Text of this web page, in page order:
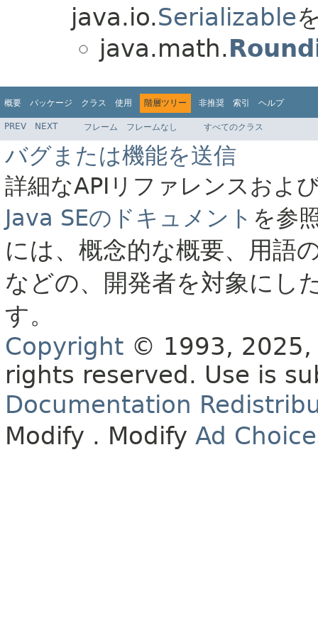
java.io.Serializable
java.math.
概要 パッケージ クラス 使用 階層ツリー 非推奨 索引 ヘルプ
PREV NEXT フレーム フレームなし すべてのクラス
バグまたは機能を送信
詳細なAPIリファレンスおよ
Java SEのドキュメント を参
には、概念的な概要、用語
などの、開発者を対象にし
す。
Copyright © 1993,
rights reserved. Use is
Documentation
Modify . Modify Ad